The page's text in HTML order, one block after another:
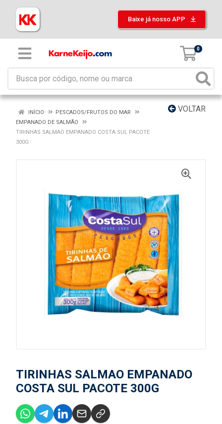
Baixe já nosso APP
0
VOLTAR
INÍCIO
PESCADOS/FRUTOS DO MAR
EMPANADO DE SALMÃO
TIRINHAS SALMAO EMPANADO COSTA SUL PACOTE
300G
TIRINHAS SALMAO EMPANADO
COSTA SUL PACOTE 300G